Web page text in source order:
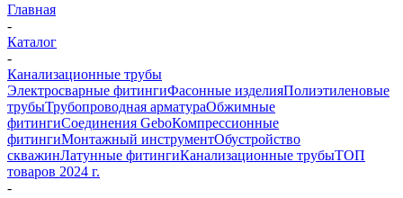
Главная
-
Каталог
-
Канализационные трубы
Электросварные фитингиФасонные изделияПолиэтиленовые
трубыТрубопроводная арматураОбжимные
фитингиСоединения GeboКомпрессионные
фитингиМонтажный инструментОбустройство
скважинЛатунные фитингиКанализационные трубыТОП
товаров 2024 г.
-